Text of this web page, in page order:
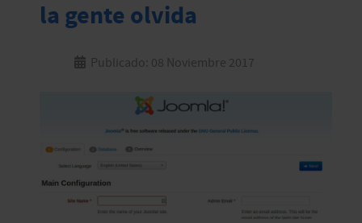
la gente olvida
Publicado: 08 Noviembre 2017